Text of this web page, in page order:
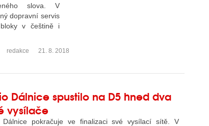
slova. V
dopravní servis
v češtině i
redakce 21. 8. 2018
Dálnice spustilo na D5 hned dva
vysílače
Dálnice pokračuje ve finalizaci své vysílací sítě. V